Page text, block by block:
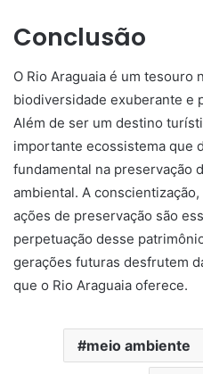
Conclusão
O Rio Araguaia é um tesouro
biodiversidade exuberante e
Além de ser um destino
importante ecossistema que
fundamental na preservação
ambiental. A
ações de preservação são
perpetuação desse
gerações futuras desfrutem
que o Rio Araguaia oferece.
meio ambiente